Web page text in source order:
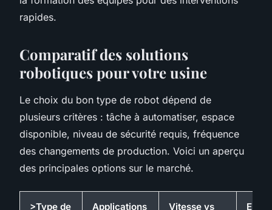
rapides.
Comparatif des solutions
robotiques pour votre usine
Le choix du bon type de robot dépend de
plusieurs critères : tâche à automatiser, espace
disponible, niveau de sécurité requis, fréquence
des changements de production. Voici un aperçu
des principales options sur le marché.
>Type de
Applications
Vitesse vs